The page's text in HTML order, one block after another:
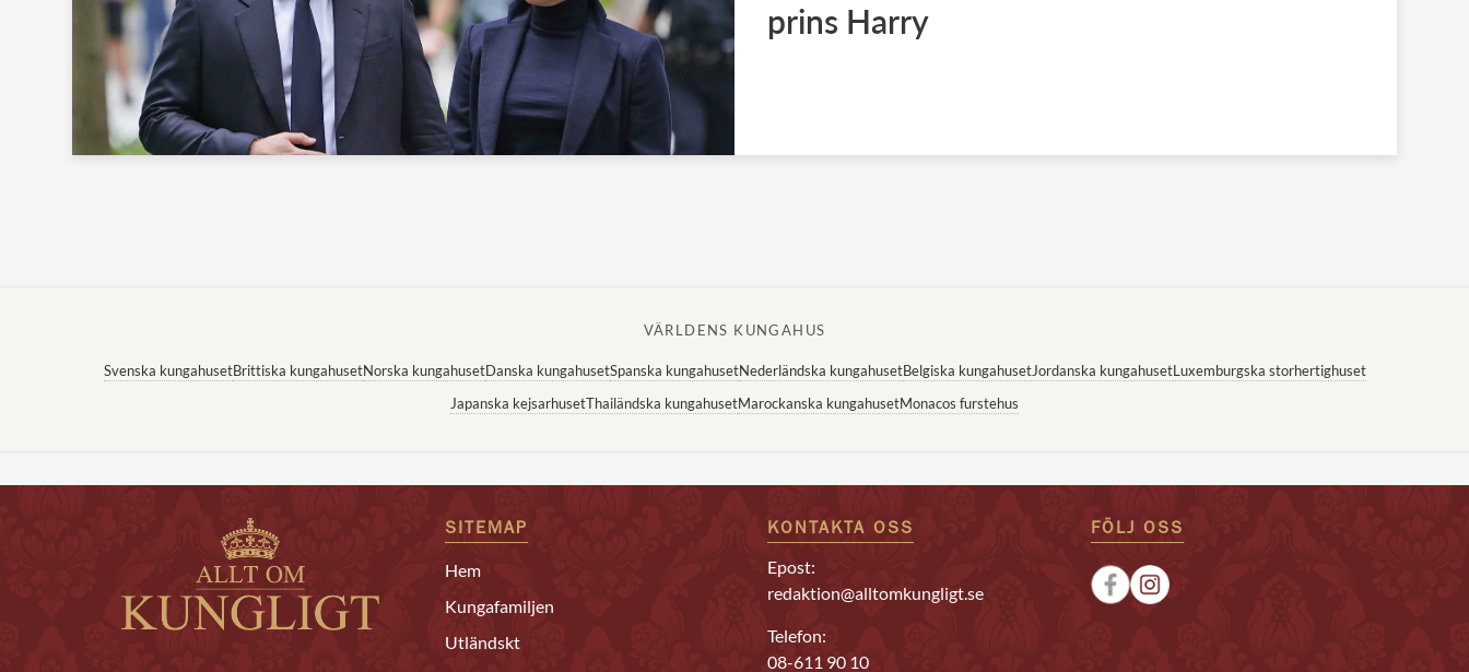
prins Harry
VÄRLDENS KUNGAHUS
Svenska kungahusetBrittiska kungahusetNorska kungahusetDanska kungahusetSpanska kungahusetNederländska kungahusetBelgiska kungahusetJordanska kungahusetLuxemburgska storhertighuset
Japanska kejsarhusetThailändska kungahusetMarockanska kungahusetMonacos furstehus
SITEMAP
Hem
Kungafamiljen
Utländskt
KONTAKTA OSS
Epost:
redaktion@alltomkungligt.se
Telefon:
08-611 90 10
FÖLJ OSS